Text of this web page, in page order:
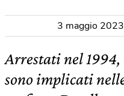
3 maggio 2023
Arrestati nel
sono implicati